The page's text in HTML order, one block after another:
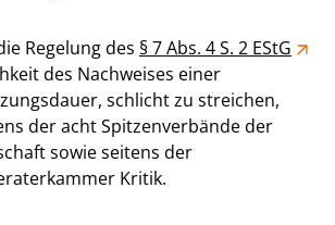
Regelung des § 7 Abs. 4 S. 2 EStG
des Nachweises einer
schlicht zu streichen,
der acht Spitzenverbände der
sowie seitens der
Kritik.